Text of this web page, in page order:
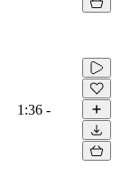
1:36 -